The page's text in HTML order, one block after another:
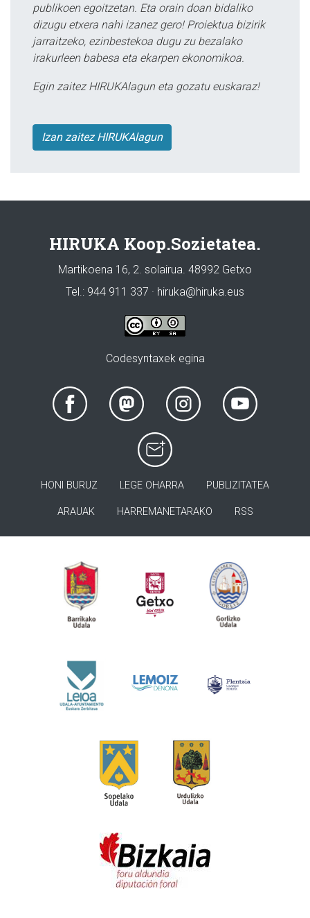
publikoen egoitzetan. Eta orain doan bidaliko
dizugu etxera nahi izanez gero! Proiektua bizirik
jarraitzeko, ezinbestekoa dugu zu bezalako
irakurleen babesa eta ekarpen ekonomikoa.
Egin zaitez HIRUKAlagun eta gozatu euskaraz!
Izan zaitez HIRUKAlagun
HIRUKA Koop.Sozietatea.
Martikoena 16, 2. solairua. 48992 Getxo
Tel.: 944 911 337 · hiruka@hiruka.eus
Codesyntaxek egina
HONI BURUZ LEGE OHARRA PUBLIZITATEA
ARAUAK HARREMANETARAKO RSS